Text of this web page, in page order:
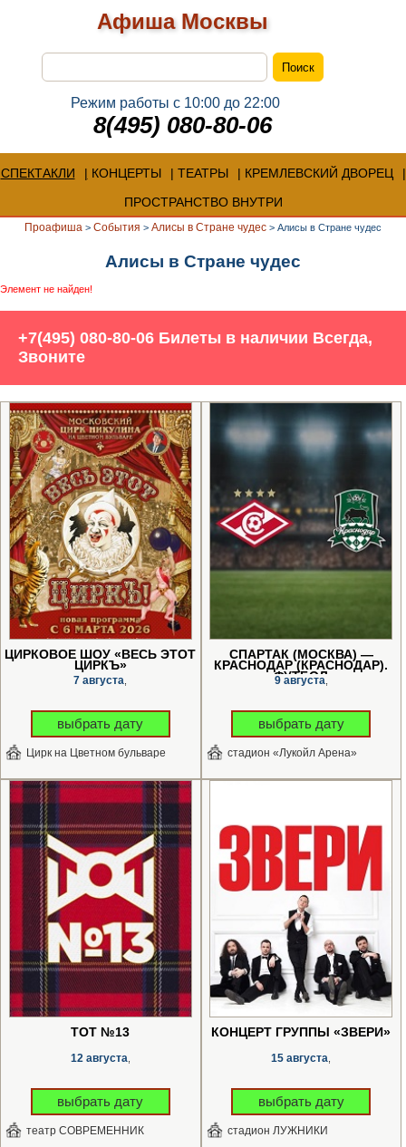
Афиша Москвы
Режим работы с 10:00 до 22:00
8(495) 080-80-06
СПЕКТАКЛИ КОНЦЕРТЫ ТЕАТРЫ
КРЕМЛЕВСКИЙ ДВОРЕЦ
ПРОСТРАНСТВО ВНУТРИ
Проафиша > События > Алисы в Стране чудес > Алисы в Стране чудес
Алисы в Стране чудес
Элемент не найден!
+7(495) 080-80-06 Билеты в наличии Всегда,
Звоните
ЦИРКОВОЕ ШОУ «ВЕСЬ ЭТОТ
ЦИРКЪ»
7 августа
выбрать дату
Цирк на Цветном бульваре
СПАРТАК (МОСКВА) —
КРАСНОДАР (КРАСНОДАР).
ФУТБОЛ
9 августа
выбрать дату
стадион «Лукойл Арена»
ТОТ №13
12 августа
выбрать дату
театр СОВРЕМЕННИК
КОНЦЕРТ ГРУППЫ «ЗВЕРИ»
15 августа
выбрать дату
стадион ЛУЖНИКИ